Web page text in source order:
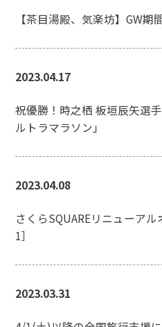
【茶目湯殿、気楽坊】GW
2023.04.17
祝優勝！時之栖 板垣辰矢選
ルトラマラソン」
2023.04.08
さくらSQUAREリニューア
1］
2023.03.31